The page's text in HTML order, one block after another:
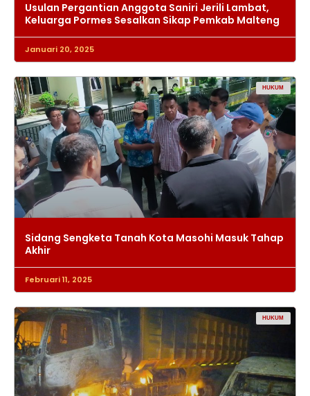
Usulan Pergantian Anggota Saniri Jerili Lambat,
Keluarga Pormes Sesalkan Sikap Pemkab Malteng
Januari 20, 2025
HUKUM
Sidang Sengketa Tanah Kota Masohi Masuk Tahap
Akhir
Februari 11, 2025
HUKUM